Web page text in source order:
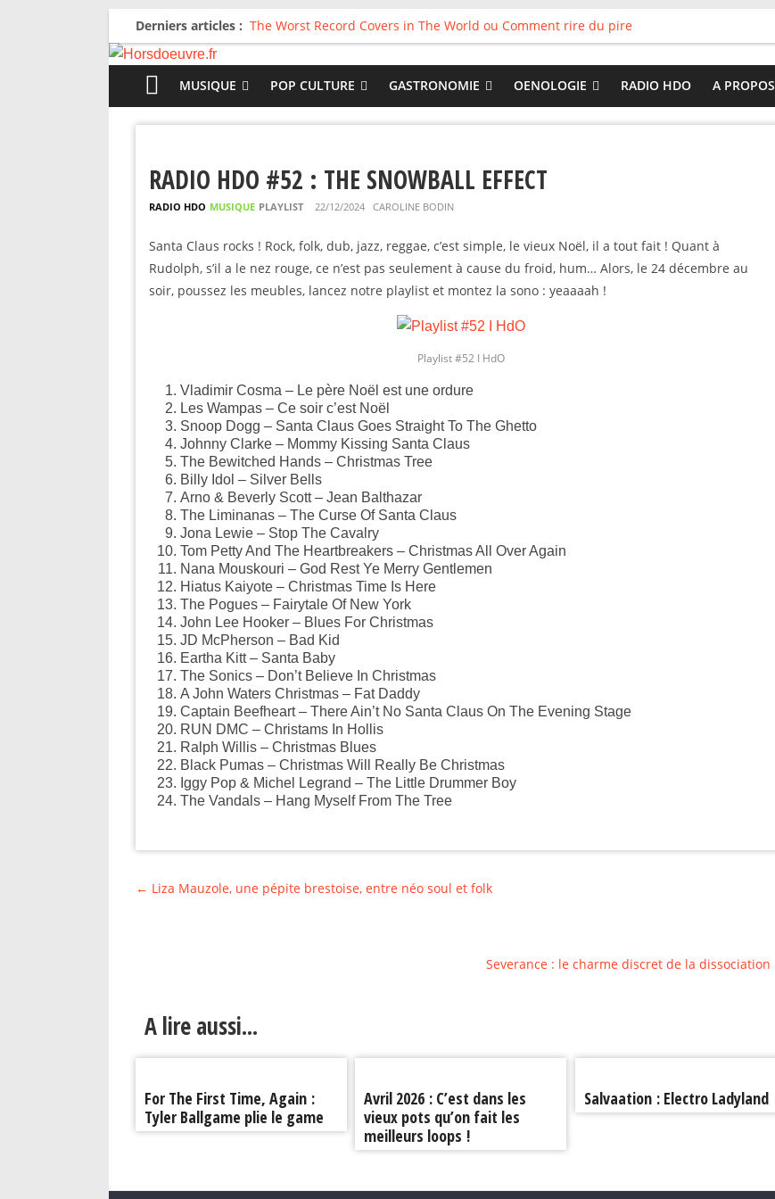
Derniers articles : The Worst Record Covers in The World ou Comment rire du pire
Avril 2026 : C’est dans les vieux pots qu’on fait les meilleurs loops !
Salvaation : Electro Ladyland
For The First Time, Again : Tyler Ballgame plie le game
Radio HDO #54 : Just be Good
MUSIQUE POP CULTURE GASTRONOMIE OENOLOGIE RADIO HDO A PROPOS
RADIO HDO #52 : THE SNOWBALL EFFECT
RADIO HDO MUSIQUE PLAYLIST 22/12/2024 CAROLINE BODIN
Santa Claus rocks ! Rock, folk, dub, jazz, reggae, c’est simple, le vieux Noël, il a tout fait ! Quant à
Rudolph, s’il a le nez rouge, ce n’est pas seulement à cause du froid, hum… Alors, le 24 décembre au
soir, poussez les meubles, lancez notre playlist et montez la sono : yeaaaah !
Playlist #52 I HdO
Vladimir Cosma – Le père Noël est une ordure
Les Wampas – Ce soir c’est Noël
Snoop Dogg – Santa Claus Goes Straight To The Ghetto
Johnny Clarke – Mommy Kissing Santa Claus
The Bewitched Hands – Christmas Tree
Billy Idol – Silver Bells
Arno & Beverly Scott – Jean Balthazar
The Liminanas – The Curse Of Santa Claus
Jona Lewie – Stop The Cavalry
Tom Petty And The Heartbreakers – Christmas All Over Again
Nana Mouskouri – God Rest Ye Merry Gentlemen
Hiatus Kaiyote – Christmas Time Is Here
The Pogues – Fairytale Of New York
John Lee Hooker – Blues For Christmas
JD McPherson – Bad Kid
Eartha Kitt – Santa Baby
The Sonics – Don’t Believe In Christmas
A John Waters Christmas – Fat Daddy
Captain Beefheart – There Ain’t No Santa Claus On The Evening Stage
RUN DMC – Christams In Hollis
Ralph Willis – Christmas Blues
Black Pumas – Christmas Will Really Be Christmas
Iggy Pop & Michel Legrand – The Little Drummer Boy
The Vandals – Hang Myself From The Tree
← Liza Mauzole, une pépite brestoise, entre néo soul et folk
Severance : le charme discret de la dissociation
A lire aussi...
For The First Time, Again :
Tyler Ballgame plie le game
Avril 2026 : C’est dans les
vieux pots qu’on fait les
meilleurs loops !
Salvaation : Electro Ladyland